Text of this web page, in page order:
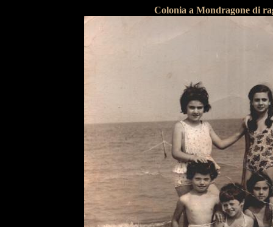
Colonia a Mondragone di